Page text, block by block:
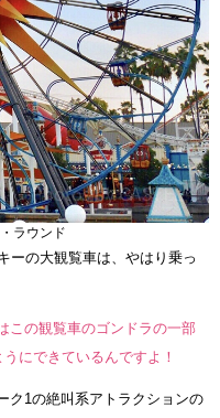
ラウンド
ーの大観覧車は、やはり乗っ
この観覧車のゴンドラの一部
にできているんですよ！
ク1の絶叫系アトラクションの